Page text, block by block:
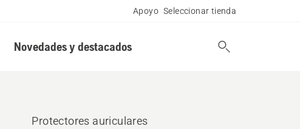
Apoyo Seleccionar tienda
Novedades y destacados
Protectores auriculares